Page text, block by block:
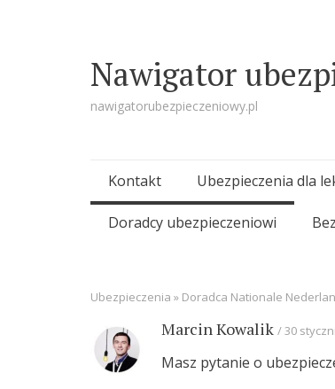
Nawigator
nawigatorubezpieczeniowy.pl
Skip
to
Kontakt Ubezpieczenia dla
Doradcy ubezpieczeniowi
Ubezpieczenia » Doradca Nationale
Marcin Kowalik 30
Masz pytanie o